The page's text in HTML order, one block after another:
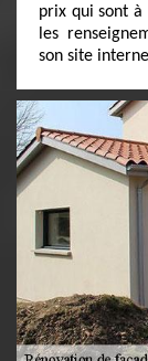
prix qui sont
les
son site